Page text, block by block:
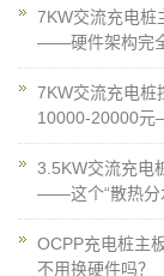
7KW交流充电桩
——硬件架构完
7KW交流充电桩
10000-20000元
3.5KW交流充电
——这个“散热分
OCPP充电桩主
不用换硬件吗？